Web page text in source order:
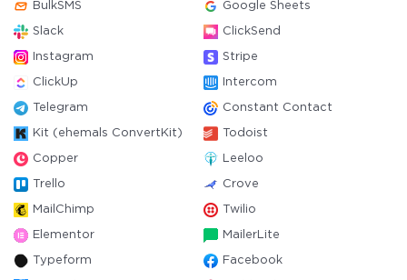
BulkSMS Google Sheets
Slack ClickSend
Instagram Stripe
ClickUp Intercom
Telegram Constant Contact
Kit (ehemals ConvertKit) Todoist
Copper Leeloo
Trello Crove
MailChimp Twilio
Elementor MailerLite
Typeform Facebook